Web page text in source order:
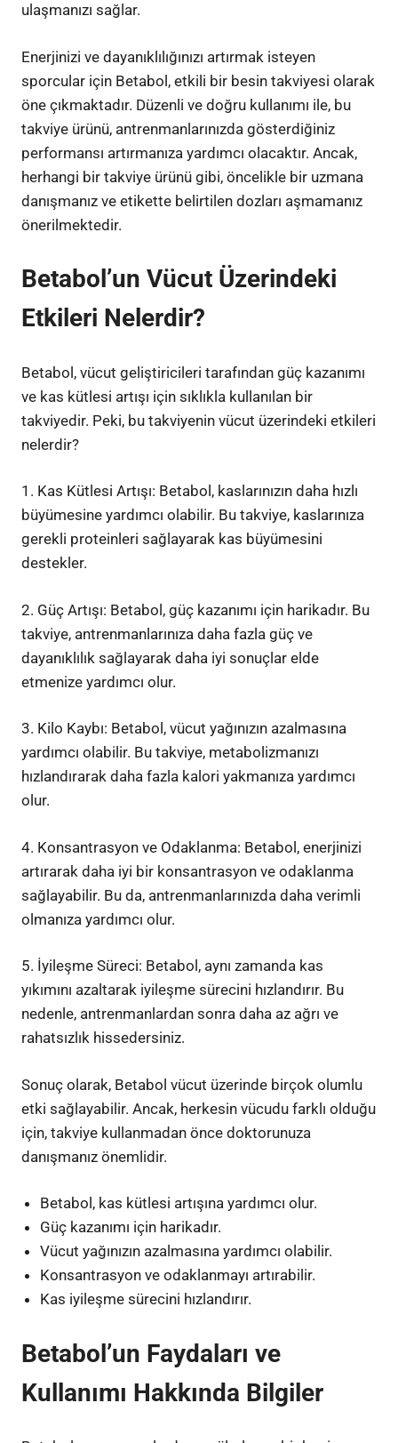
ulaşmanızı sağlar.
Enerjinizi ve dayanıklılığınızı artırmak isteyen
sporcular için Betabol, etkili bir besin takviyesi olarak
öne çıkmaktadır. Düzenli ve doğru kullanımı ile, bu
takviye ürünü, antrenmanlarınızda gösterdiğiniz
performansı artırmanıza yardımcı olacaktır. Ancak,
herhangi bir takviye ürünü gibi, öncelikle bir uzmana
danışmanız ve etikette belirtilen dozları aşmamanız
önerilmektedir.
Betabol’un Vücut Üzerindeki
Etkileri Nelerdir?
Betabol, vücut geliştiricileri tarafından güç kazanımı
ve kas kütlesi artışı için sıklıkla kullanılan bir
takviyedir. Peki, bu takviyenin vücut üzerindeki etkileri
nelerdir?
1. Kas Kütlesi Artışı: Betabol, kaslarınızın daha hızlı
büyümesine yardımcı olabilir. Bu takviye, kaslarınıza
gerekli proteinleri sağlayarak kas büyümesini
destekler.
2. Güç Artışı: Betabol, güç kazanımı için harikadır. Bu
takviye, antrenmanlarınıza daha fazla güç ve
dayanıklılık sağlayarak daha iyi sonuçlar elde
etmenize yardımcı olur.
3. Kilo Kaybı: Betabol, vücut yağınızın azalmasına
yardımcı olabilir. Bu takviye, metabolizmanızı
hızlandırarak daha fazla kalori yakmanıza yardımcı
olur.
4. Konsantrasyon ve Odaklanma: Betabol, enerjinizi
artırarak daha iyi bir konsantrasyon ve odaklanma
sağlayabilir. Bu da, antrenmanlarınızda daha verimli
olmanıza yardımcı olur.
5. İyileşme Süreci: Betabol, aynı zamanda kas
yıkımını azaltarak iyileşme sürecini hızlandırır. Bu
nedenle, antrenmanlardan sonra daha az ağrı ve
rahatsızlık hissedersiniz.
Sonuç olarak, Betabol vücut üzerinde birçok olumlu
etki sağlayabilir. Ancak, herkesin vücudu farklı olduğu
için, takviye kullanmadan önce doktorunuza
danışmanız önemlidir.
Betabol, kas kütlesi artışına yardımcı olur.
Güç kazanımı için harikadır.
Vücut yağınızın azalmasına yardımcı olabilir.
Konsantrasyon ve odaklanmayı artırabilir.
Kas iyileşme sürecini hızlandırır.
Betabol’un Faydaları ve
Kullanımı Hakkında Bilgiler